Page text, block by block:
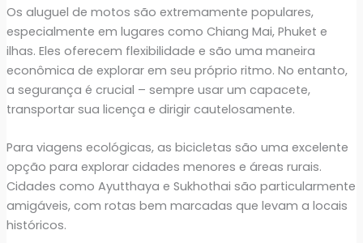
Os aluguel de motos são extremamente populares,
especialmente em lugares como Chiang Mai, Phuket e
ilhas. Eles oferecem flexibilidade e são uma maneira
econômica de explorar em seu próprio ritmo. No entanto,
a segurança é crucial – sempre usar um capacete,
transportar sua licença e dirigir cautelosamente.
Para viagens ecológicas, as bicicletas são uma excelente
opção para explorar cidades menores e áreas rurais.
Cidades como Ayutthaya e Sukhothai são particularmente
amigáveis, com rotas bem marcadas que levam a locais
históricos.